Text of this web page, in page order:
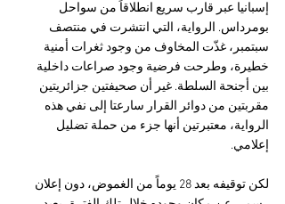
إسبانيا عبر قارب سريع انطلاقاً من سواحل
بومرداس. الرواية، التي انتشرت في منتصف
سبتمبر، غذّت المخاوف من وجود ثغرات أمنية
خطيرة، وطرحت فرضية وجود صراعات داخلية
بين أجنحة السلطة. غير أن صحيفتين جزائريتين
مقربتين من دوائر القرار سارعتا إلى نفي هذه
الرواية، معتبرتين أنها جزء من حملة تضليل
إعلامي.
لكن توقيفه بعد 28 يوماً من الغموض، دون إعلان